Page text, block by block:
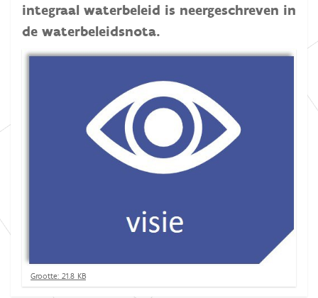
integraal waterbeleid is neergeschreven in
de waterbeleidsnota.
K
l
Grootte: 21.8 KB